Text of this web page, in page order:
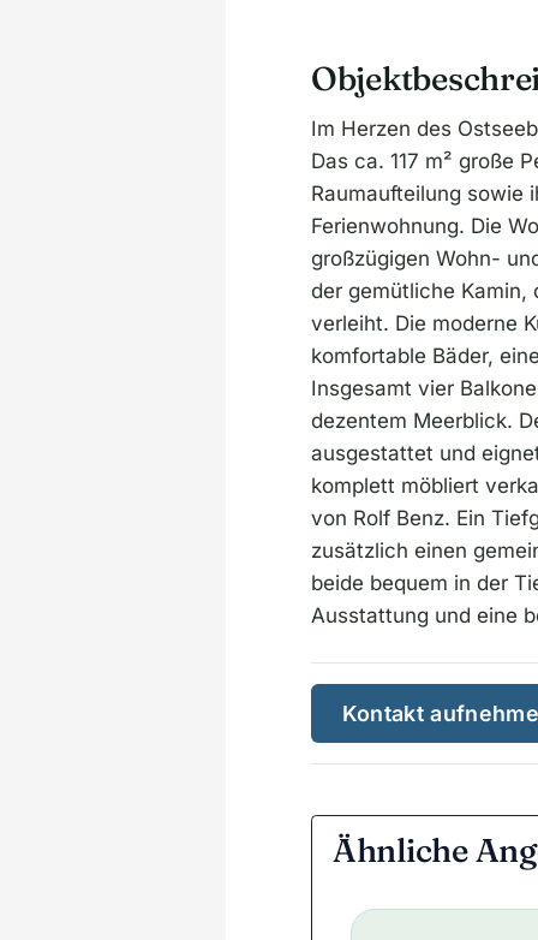
Im Herzen des
Das ca. 117 m² große
Raumaufteilung sowie
Ferienwohnung. Die
großzügigen Wohn-
der gemütliche Kamin,
verleiht. Die moderne
komfortable Bäder,
Insgesamt vier
dezentem Meerblick.
ausgestattet und
komplett möbliert
von Rolf Benz. Ein
zusätzlich einen
beide bequem in der
Ausstattung und eine
Kontakt
Ähnliche